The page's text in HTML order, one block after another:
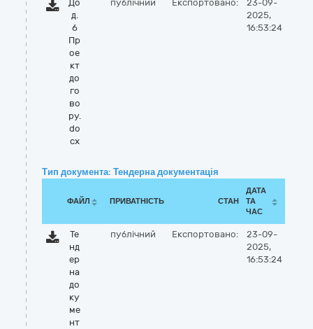
До
д.
6
Пр
ое
кт
до
го
во
ру.
do
cx
публічний Експортовано:
23-09-
2025,
16:53:24
Тип документа: Тендерна документація
ФАЙЛ ПРИВАТНІСТЬ СТАН
ДАТА
ТА
ЧАС
Те
нд
ер
на
до
ку
ме
нт
публічний Експортовано:
23-09-
2025,
16:53:24